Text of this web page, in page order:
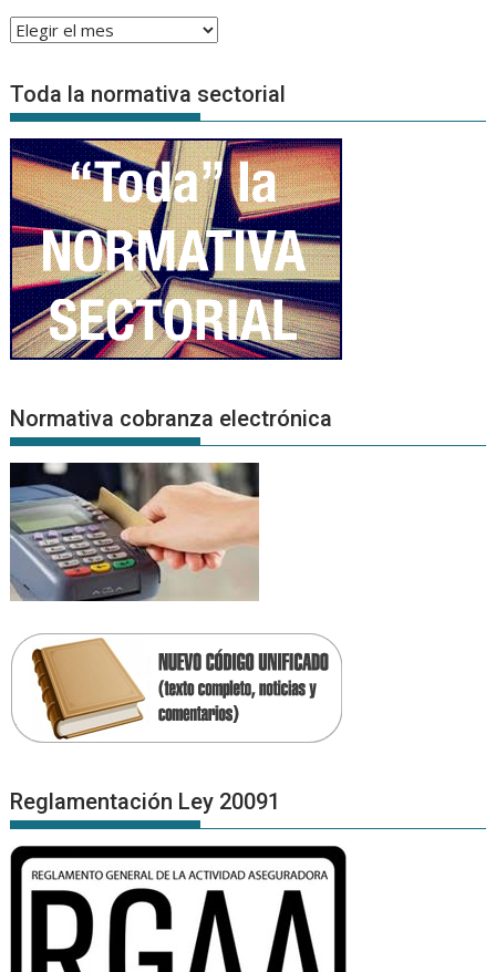
Archivo
Noticias
Toda la normativa sectorial
Normativa cobranza electrónica
Reglamentación Ley 20091